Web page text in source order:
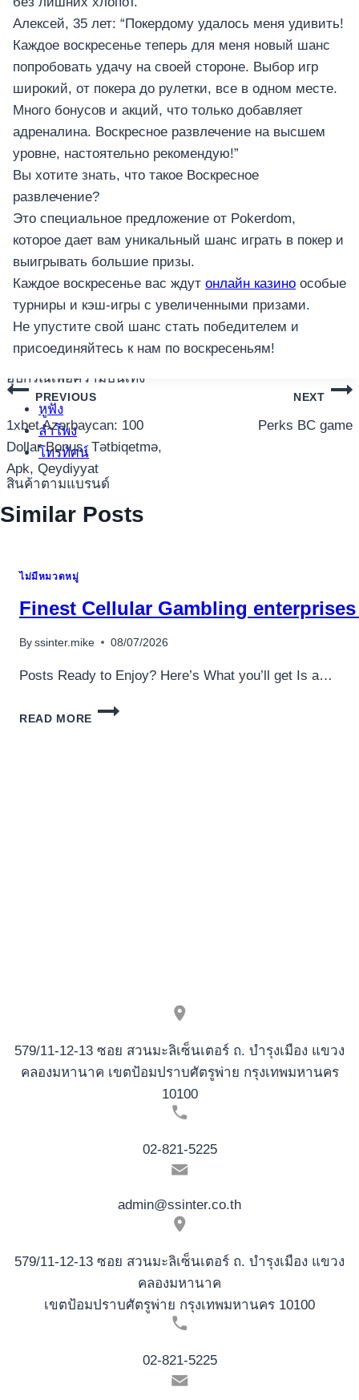
อุปกรณ์เพื่อความบันเทิง
อุปกรณ์เพื่อความบันเทิง
หูฟัง
ลำโพง
โทรทัศน์
สินค้าตามแบรนด์
Алексей, 35 лет: “Покердому удалось меня удивить!
Каждое воскресенье теперь для меня новый шанс
попробовать удачу на своей стороне. Выбор игр
широкий, от покера до рулетки, все в одном месте.
Много бонусов и акций, что только добавляет
адреналина. Воскресное развлечение на высшем
уровне, настоятельно рекомендую!”
Вы хотите знать, что такое Воскресное
развлечение?
Это специальное предложение от Pokerdom,
которое дает вам уникальный шанс играть в покер и
выигрывать большие призы.
Каждое воскресенье вас ждут онлайн казино особые
турниры и кэш-игры с увеличенными призами.
Не упустите свой шанс стать победителем и
присоединяйтесь к нам по воскресеньям!
แนะแนว
เรื่อง
PREVIOUS
1xbet Azərbaycan: 100
Dollar Bonus, Tətbiqetmə,
Apk, Qeydiyyat
NEXT
Perks BC game
Similar Posts
ไม่มีหมวดหมู่
Finest Cellular Gambling
By ssinter.mike 08/07/2026
Posts Ready to Enjoy? Here’s What you’ll get Is a…
READ MORE
FINEST
579/11-12-13 ซอย สวนมะลิเซ็นเตอร์ ถ. บำรุงเมือง แขวง
คลองมหานาค เขตป้อมปราบศัตรูพ่าย กรุงเทพมหานคร
10100
02-821-5225
admin@ssinter.co.th
579/11-12-13 ซอย สวนมะลิเซ็นเตอร์ ถ. บำรุงเมือง แขวง
คลองมหานาค
เขตป้อมปราบศัตรูพ่าย กรุงเทพมหานคร 10100
02-821-5225